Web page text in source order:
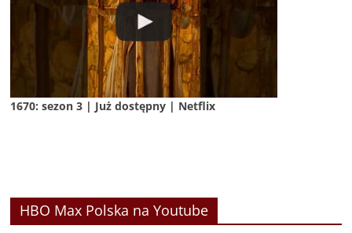
1670: sezon 3 | Już dostępny | Netflix
HBO Max Polska na Youtube